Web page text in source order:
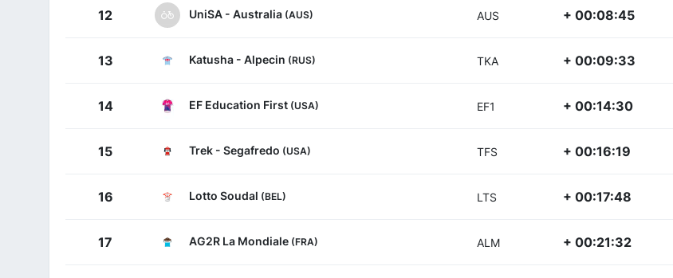
12 UniSA - Australia (AUS) AUS + 00:08:45
13 Katusha - Alpecin (RUS) TKA + 00:09:33
14 EF Education First (USA) EF1 + 00:14:30
15 Trek - Segafredo (USA) TFS + 00:16:19
16 Lotto Soudal (BEL) LTS + 00:17:48
17 AG2R La Mondiale (FRA) ALM + 00:21:32